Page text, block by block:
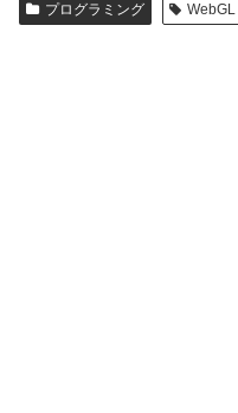
プログラミング WebGL